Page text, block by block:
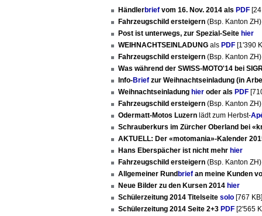
Händlerbrief vom 16. Nov. 2014 als PDF
Fahrzeugschild ersteigern (Bsp. Kanton
Post ist unterwegs, zur Spezial-Seite hier
WEIHNACHTSEINLADUNG als PDF [1'390
Fahrzeugschild ersteigern (Bsp. Kanton
Was während der SWISS-MOTO'14 bei
Info-Brief zur Weihnachtseinladung (in
Weihnachtseinladung hier oder als PDF
Fahrzeugschild ersteigern (Bsp. Kanton
Odermatt-Motos Luzern lädt zum Herbst-
Schrauberkurs im Zürcher Oberland bei
AKTUELL: Der «motomania»-Kalender
Hans Eberspächer ist nicht mehr hier
Fahrzeugschild ersteigern (Bsp. Kanton
Allgemeiner Rund brief an meine Kunden
Neue Bilder zu den Kursen 2014 hier
Schülerzeitung 2014 Titelseite solo [767
Schülerzeitung 2014 Seite 2+3 PDF [2'565